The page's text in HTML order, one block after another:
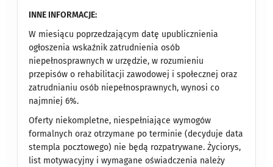
INNE INFORMACJE:
W miesiącu poprzedzającym datę upublicznienia
ogłoszenia wskaźnik zatrudnienia osób
niepełnosprawnych w urzędzie, w rozumieniu
przepisów o rehabilitacji zawodowej i społecznej oraz
zatrudnianiu osób niepełnosprawnych, wynosi co
najmniej 6%.
Oferty niekompletne, niespełniające wymogów
formalnych oraz otrzymane po terminie (decyduje data
stempla pocztowego) nie będą rozpatrywane. Życiorys,
list motywacyjny i wymagane oświadczenia należy